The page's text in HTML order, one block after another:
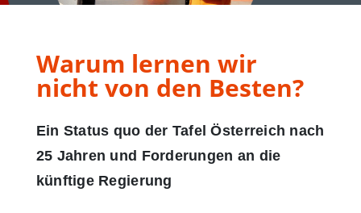
Warum lernen wir
nicht von den Besten?
Ein Status quo der Tafel Österreich nach
25 Jahren und Forderungen an die
künftige Regierung